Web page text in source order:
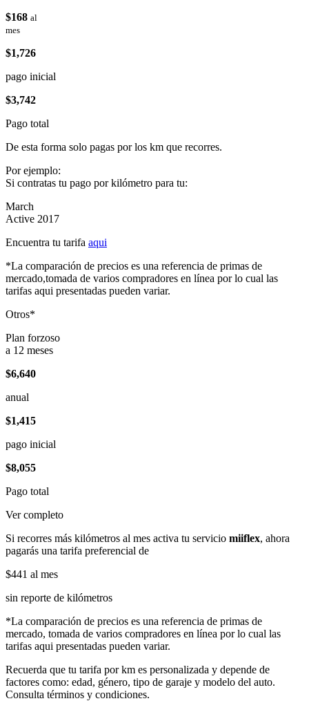
$168 al
mes
$1,726
pago inicial
$3,742
Pago total
De esta forma solo pagas por los km que recorres.
Por ejemplo:
Si contratas tu pago por kilómetro para tu:
March
Active 2017
Encuentra tu tarifa aqui
*La comparación de precios es una referencia de primas de
mercado,tomada de varios compradores en línea por lo cual las
tarifas aqui presentadas pueden variar.
Otros*
Plan forzoso
a 12 meses
$6,640
anual
$1,415
pago inicial
$8,055
Pago total
Ver completo
Si recorres más kilómetros al mes activa tu servicio miiflex, ahora
pagarás una tarifa preferencial de
$441 al mes
sin reporte de kilómetros
*La comparación de precios es una referencia de primas de
mercado, tomada de varios compradores en línea por lo cual las
tarifas aqui presentadas pueden variar.
Recuerda que tu tarifa por km es personalizada y depende de
factores como: edad, género, tipo de garaje y modelo del auto.
Consulta términos y condiciones.